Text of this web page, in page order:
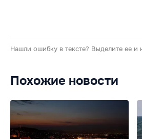
Нашли ошибку в тексте? Выделите ее и
Похожие новости